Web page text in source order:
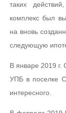
таких
комплекс был
на вновь
следующую
В январе 2019
УПБ в поселке
интересного.